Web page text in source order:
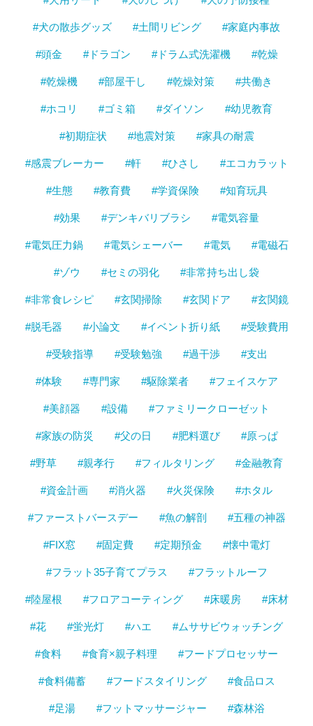
#犬の散歩グッズ #土間リビング #家庭内事故
#頭金 #ドラゴン #ドラム式洗濯機 #乾燥
#乾燥機 #部屋干し #乾燥対策 #共働き
#ホコリ #ゴミ箱 #ダイソン #幼児教育
#初期症状 #地震対策 #家具の耐震
#感震ブレーカー #軒 #ひさし #エコカラット
#生態 #教育費 #学資保険 #知育玩具
#効果 #デンキバリブラシ #電気容量
#電気圧力鍋 #電気シェーバー #電気 #電磁石
#ゾウ #セミの羽化 #非常持ち出し袋
#非常食レシピ #玄関掃除 #玄関ドア #玄関鏡
#脱毛器 #小論文 #イベント折り紙 #受験費用
#受験指導 #受験勉強 #過干渉 #支出
#体験 #専門家 #駆除業者 #フェイスケア
#美顔器 #設備 #ファミリークローゼット
#家族の防災 #父の日 #肥料選び #原っぱ
#野草 #親孝行 #フィルタリング #金融教育
#資金計画 #消火器 #火災保険 #ホタル
#ファーストバースデー #魚の解剖 #五種の神器
#FIX窓 #固定費 #定期預金 #懐中電灯
#フラット35子育てプラス #フラットルーフ
#陸屋根 #フロアコーティング #床暖房 #床材
#花 #蛍光灯 #ハエ #ムササビウォッチング
#食料 #食育×親子料理 #フードプロセッサー
#食料備蓄 #フードスタイリング #食品ロス
#足湯 #フットマッサージャー #森林浴